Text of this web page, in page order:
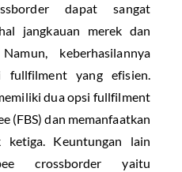
dapat sangat
jangkauan merek dan
keberhasilannya
fullfilment yang efisien.
dua opsi fullfilment
(FBS) dan memanfaatkan
Keuntungan lain
crossborder yaitu